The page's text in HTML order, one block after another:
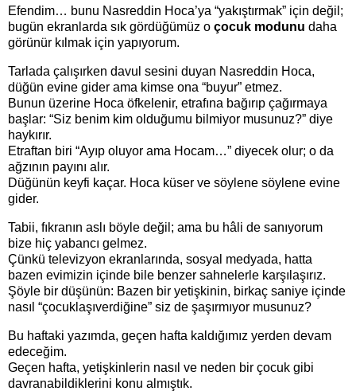
Efendim… bunu Nasreddin Hoca’ya “yakıştırmak” için değil;
bugün ekranlarda sık gördüğümüz o çocuk modunu daha
görünür kılmak için yapıyorum.
Tarlada çalışırken davul sesini duyan Nasreddin Hoca,
düğün evine gider ama kimse ona “buyur” etmez.
Bunun üzerine Hoca öfkelenir, etrafına bağırıp çağırmaya
başlar: “Siz benim kim olduğumu bilmiyor musunuz?” diye
haykırır.
Etraftan biri “Ayıp oluyor ama Hocam…” diyecek olur; o da
ağzının payını alır.
Düğünün keyfi kaçar. Hoca küser ve söylene söylene evine
gider.
Tabii, fıkranın aslı böyle değil; ama bu hâli de sanıyorum
bize hiç yabancı gelmez.
Çünkü televizyon ekranlarında, sosyal medyada, hatta
bazen evimizin içinde bile benzer sahnelerle karşılaşırız.
Şöyle bir düşünün: Bazen bir yetişkinin, birkaç saniye içinde
nasıl “çocuklaşıverdiğine” siz de şaşırmıyor musunuz?
Bu haftaki yazımda, geçen hafta kaldığımız yerden devam
edeceğim.
Geçen hafta, yetişkinlerin nasıl ve neden bir çocuk gibi
davranabildiklerini konu almıştık.